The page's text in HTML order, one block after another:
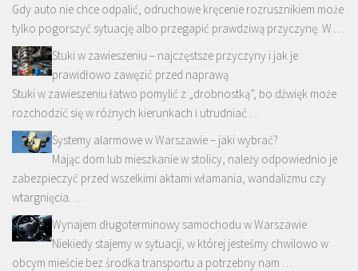
Gdy auto nie chce odpalić, odruchowe kręcenie rozrusznikiem może
tylko pogorszyć sytuację albo przegapić prawdziwą przyczynę. W …
Stuki w zawieszeniu – najczęstsze przyczyny i jak je
prawidłowo zawęzić przed naprawą
Stuki w zawieszeniu łatwo pomylić z „drobnostką”, bo dźwięk może
rozchodzić się w różnych kierunkach i utrudniać …
Systemy alarmowe w Warszawie – jaki wybrać?
Mając dom lub mieszkanie w stolicy, należy odpowiednio je
zabezpieczyć przed wszelkimi aktami włamania, wandalizmu czy
wtargnięcia. …
Wynajem długoterminowy samochodu w Warszawie
Niekiedy stajemy w sytuacji, w której jesteśmy chwilowo w
obcym mieście bez środka transportu a potrzebny nam …